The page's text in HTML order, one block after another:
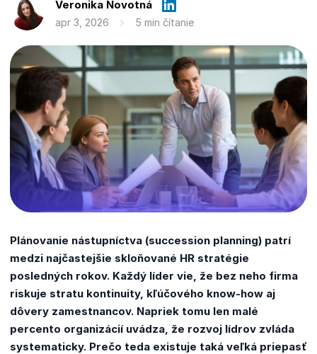
Veronika Novotná
apr 3, 2026 5 min čítanie
Plánovanie nástupníctva (succession planning) patrí
medzi najčastejšie skloňované HR stratégie
posledných rokov. Každý líder vie, že bez neho firma
riskuje stratu kontinuity, kľúčového know-how aj
dôvery zamestnancov. Napriek tomu len malé
percento organizácií uvádza, že rozvoj lídrov zvláda
systematicky. Prečo teda existuje taká veľká priepasť